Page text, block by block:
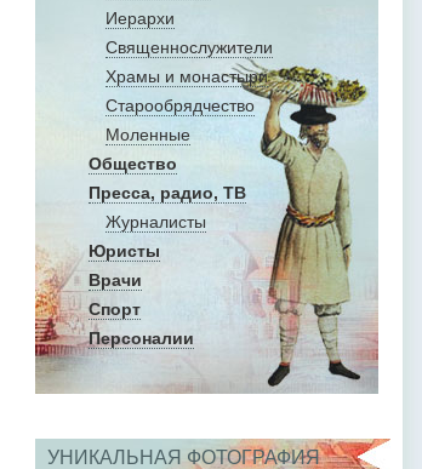
Иерархи
Священнослужители
Храмы и монастыри
Старообрядчество
Моленные
Общество
Пресса, радио, ТВ
Журналисты
Юристы
Врачи
Спорт
Персоналии
УНИКАЛЬНАЯ ФОТОГРАФИЯ